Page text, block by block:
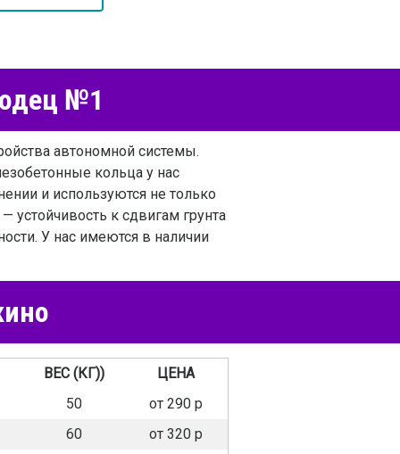
№1
автономной системы.
кольца у нас
и используются не только
устойчивость к сдвигам грунта
У нас имеются в наличии
ВЕС (КГ))
ЦЕНА
50
от 290 р
60
от 320 р